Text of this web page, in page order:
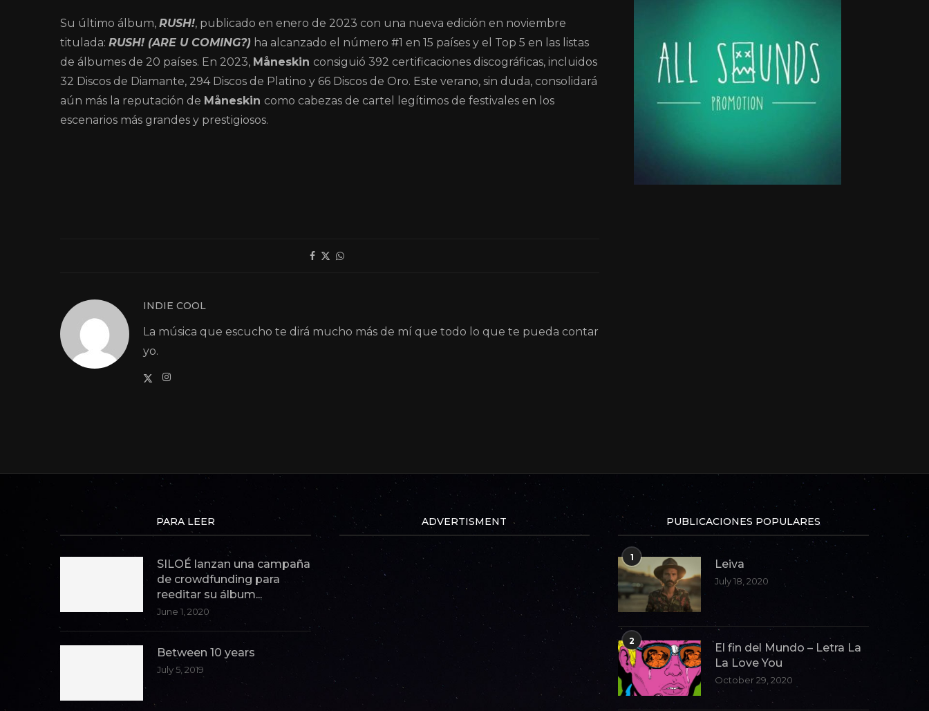
Su último álbum, RUSH!, publicado en enero de 2023 con una nueva edición en noviembre
titulada: RUSH! (ARE U COMING?) ha alcanzado el número #1 en 15 países y el Top 5 en las listas
de álbumes de 20 países. En 2023, Måneskin consiguió 392 certificaciones discográficas, incluidos
32 Discos de Diamante, 294 Discos de Platino y 66 Discos de Oro. Este verano, sin duda, consolidará
aún más la reputación de Måneskin como cabezas de cartel legítimos de festivales en los
escenarios más grandes y prestigiosos.
INDIE COOL
La música que escucho te dirá mucho más de mí que todo lo que te pueda contar
yo.
PARA LEER
SILOÉ lanzan una campaña
de crowdfunding para
reeditar su álbum...
June 1, 2020
Between 10 years
July 5, 2019
ADVERTISMENT PUBLICACIONES POPULARES
1
Leiva
July 18, 2020
2
El fin del Mundo – Letra La
La Love You
October 29, 2020